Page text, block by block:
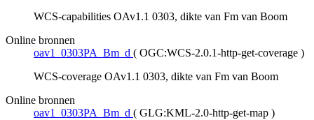
WCS-capabilities OAv1.1 0303, dikte van Fm van Boom
Online bronnen
oav1_0303PA_Bm_d ( OGC:WCS-2.0.1-http-get-coverage )
WCS-coverage OAv1.1 0303, dikte van Fm van Boom
Online bronnen
oav1_0303PA_Bm_d ( GLG:KML-2.0-http-get-map )